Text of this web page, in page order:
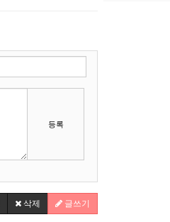
등록
삭제 글쓰기